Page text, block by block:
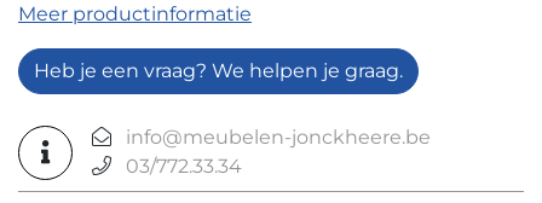
Meer productinformatie
Heb je een vraag? We helpen je graag.
info@meubelen-jonckheere.be
03/772.33.34